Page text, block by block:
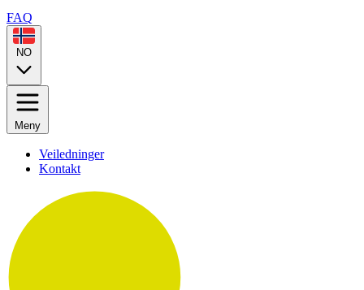
FAQ
NO
Meny
Veiledninger
Kontakt